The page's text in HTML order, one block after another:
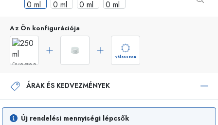
Az Ön konfigurációja
válasszon
ÁRAK ÉS KEDVEZMÉNYEK
Új rendelési mennyiségi lépcsők